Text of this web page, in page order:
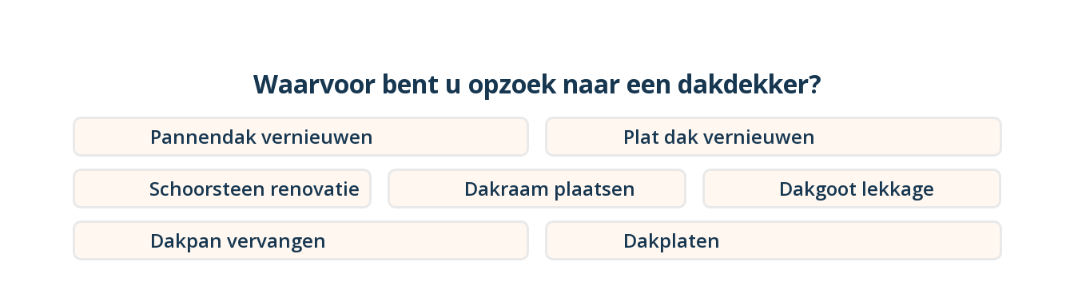
Waarvoor bent u opzoek naar een dakdekker?
Pannendak vernieuwen
Plat dak vernieuwen
Schoorsteen renovatie
Dakraam plaatsen
Dakgoot lekkage
Dakpan vervangen
Dakplaten